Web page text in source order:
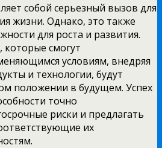
собой серьезный вызов для
жизни. Однако, это также
для роста и развития.
смогут
условиям, внедряя
и технологии, будут
положении в будущем. Успех
точно
риски и предлагать
их